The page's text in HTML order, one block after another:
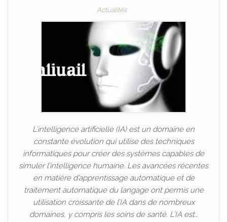
Actualités
L’intelligence artificielle (IA) est un domaine en
constante évolution qui utilise des techniques
informatiques pour créer des systèmes capables de
simuler l’intelligence humaine. Les avancées récentes
en matière d’apprentissage automatique et de
traitement automatique du langage ont permis une
utilisation croissante de l’IA dans de nombreux
domaines, y compris les soins de santé. L’IA est…